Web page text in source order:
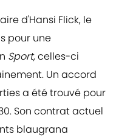
d'Hansi Flick, le
pour une
Sport, celles-ci
Un accord
a été trouvé pour
Son contrat actuel
blaugrana